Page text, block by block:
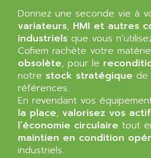
MINI MAESTRO
NT3
CYBER 4000
RPX30
SINUMERIK 820/
LOGO
SIMATIC MULTIPANEL
CL200
ALLEGRO
ALLEN
ALLEN BRADLEY
ALLEN CODIERGERATE
ALLEN CODING
ALLEN SYSTEMS
ALLIANCE
ALLIANCE MEMORY
ALLIED TELESIS
Donnez une seconde vie à
variateurs, HMI et autres
industriels que vous
Cofiem rachète votre
obsolète, pour le
notre stock stratégique de
références.
En revendant vos
la place, valorisez vos
l’économie circulaire tout
maintien en condition
industriels.